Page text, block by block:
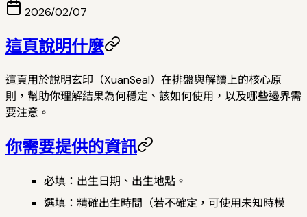
2026/02/07
這頁說明什麼
這頁用於說明玄印（XuanSeal）在排盤與解讀上的核心原
則，幫助你理解結果為何穩定、該如何使用，以及哪些邊界需
要注意。
你需要提供的資訊
必填：出生日期、出生地點。
選填：精確出生時間（若不確定，可使用未知時模